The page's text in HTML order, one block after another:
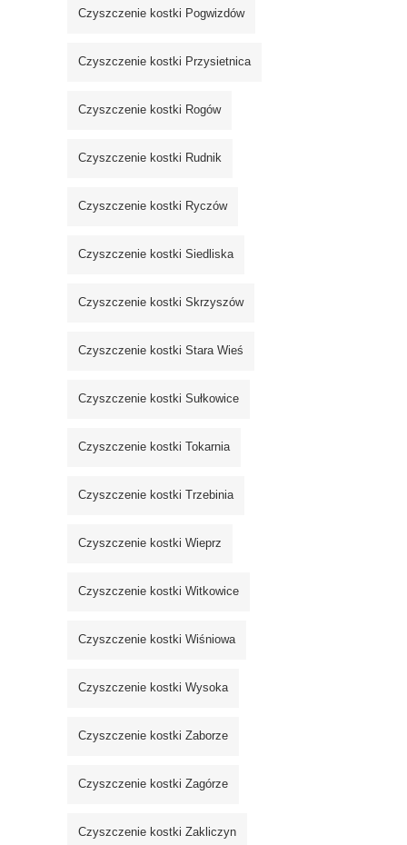
Czyszczenie kostki Pogwizdów
Czyszczenie kostki Przysietnica
Czyszczenie kostki Rogów
Czyszczenie kostki Rudnik
Czyszczenie kostki Ryczów
Czyszczenie kostki Siedliska
Czyszczenie kostki Skrzyszów
Czyszczenie kostki Stara Wieś
Czyszczenie kostki Sułkowice
Czyszczenie kostki Tokarnia
Czyszczenie kostki Trzebinia
Czyszczenie kostki Wieprz
Czyszczenie kostki Witkowice
Czyszczenie kostki Wiśniowa
Czyszczenie kostki Wysoka
Czyszczenie kostki Zaborze
Czyszczenie kostki Zagórze
Czyszczenie kostki Zakliczyn